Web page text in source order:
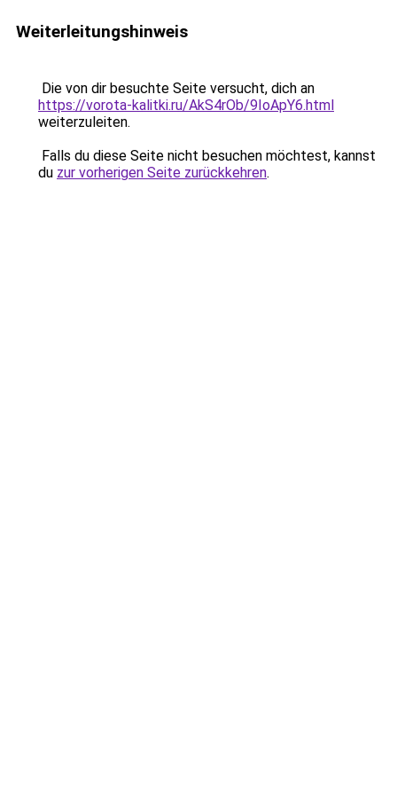
Weiterleitungshinweis
Die von dir besuchte Seite versucht, dich an
https://vorota-kalitki.ru/AkS4rOb/9IoApY6.html
weiterzuleiten.
Falls du diese Seite nicht besuchen möchtest, kannst
du zur vorherigen Seite zurückkehren.